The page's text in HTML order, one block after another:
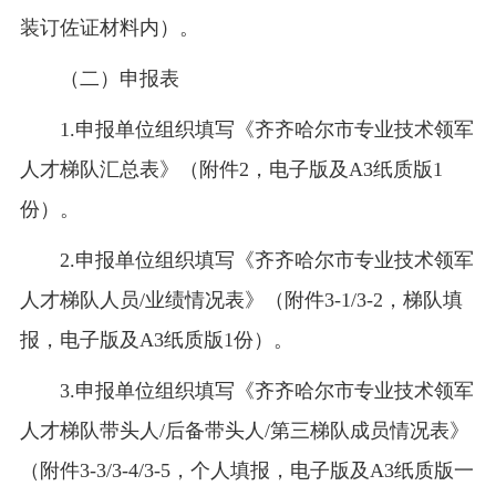
装订佐证材料内）。
（二）申报表
1.申报单位组织填写《齐齐哈尔市专业技术领军
人才梯队汇总表》（附件2，电子版及A3纸质版1
份）。
2.申报单位组织填写《齐齐哈尔市专业技术领军
人才梯队人员/业绩情况表》（附件3-1/3-2，梯队填
报，电子版及A3纸质版1份）。
3.申报单位组织填写《齐齐哈尔市专业技术领军
人才梯队带头人/后备带头人/第三梯队成员情况表》
（附件3-3/3-4/3-5，个人填报，电子版及A3纸质版一